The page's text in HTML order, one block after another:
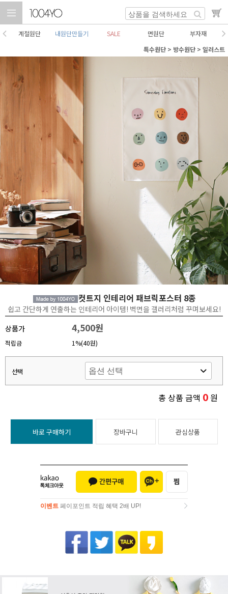
계절원단 내원단만들기 SALE 면원단
부자재
특수원단 > 방수원단 > 일러스트
컷트지 인테리어 패브릭포스터 8종
쉽고 간단하게 연출하는 인테리어 아이템! 벽면을 갤러리처럼 꾸며보세요!
상품가
4,500원
적립금 1%(40원)
선택
총 상품 금액 0원
바로 구매하기 장바구니 관심상품
이벤트 페이포인트 적립 혜택 2배 UP!